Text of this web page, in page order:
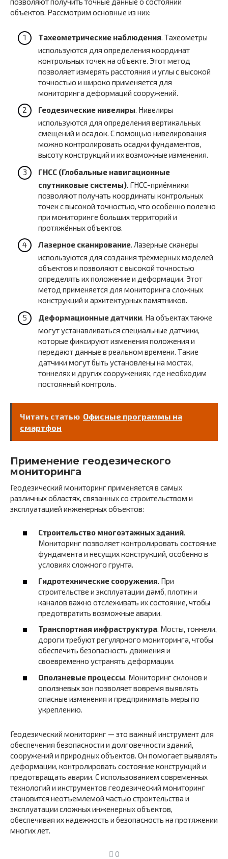
объектов. Рассмотрим основные из них:
Тахеометрические наблюдения . Тахеометры
используются для определения координат
контрольных точек на объекте. Этот метод
позволяет измерять расстояния и углы с высокой
точностью и широко применяется для
мониторинга деформаций сооружений.
Геодезические нивелиры. Нивелиры
используются для определения вертикальных
смещений и осадок. С помощью нивелирования
можно контролировать осадки фундаментов,
высоту конструкций и их возможные изменения.
ГНСС (Глобальные навигационные
спутниковые системы) . ГНСС-приёмники
позволяют получать координаты контрольных
точек с высокой точностью, что особенно полезно
при мониторинге больших территорий и
протяжённых объектов.
Лазерное сканирование. Лазерные сканеры
используются для создания трёхмерных моделей
объектов и позволяют с высокой точностью
определять их положение и деформации. Этот
метод применяется для мониторинга сложных
конструкций и архитектурных памятников.
Деформационные датчики . На объектах также
могут устанавливаться специальные датчики,
которые фиксируют изменения положения и
передают данные в реальном времени. Такие
датчики могут быть установлены на мостах,
тоннелях и других сооружениях, где необходим
постоянный контроль.
Читать статью Офисные программы на
смартфон
Применение геодезического
мониторинга
Геодезический мониторинг применяется в самых
различных областях, связанных со строительством и
эксплуатацией инженерных объектов:
Строительство многоэтажных зданий.
Мониторинг позволяет контролировать состояние
фундамента и несущих конструкций, особенно в
условиях сложного грунта.
Гидротехнические сооружения . При
строительстве и эксплуатации дамб, плотин и
каналов важно отслеживать их состояние, чтобы
предотвратить возможные аварии.
Транспортная инфраструктура. Мосты, тоннели,
дороги требуют регулярного мониторинга, чтобы
обеспечить безопасность движения и
своевременно устранять деформации.
Оползневые процессы . Мониторинг склонов и
оползневых зон позволяет вовремя выявлять
опасные изменения и предпринимать меры по
укреплению.
Геодезический мониторинг — это важный инструмент для
обеспечения безопасности и долговечности зданий,
сооружений и природных объектов. Он помогает выявлять
деформации, контролировать состояние конструкций и
предотвращать аварии. С использованием современных
технологий и инструментов геодезический мониторинг
становится неотъемлемой частью строительства и
эксплуатации сложных инженерных объектов,
обеспечивая их надежность и безопасность на протяжении
многих лет.
0